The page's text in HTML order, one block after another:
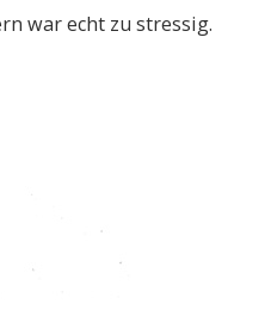
war echt zu stressig.